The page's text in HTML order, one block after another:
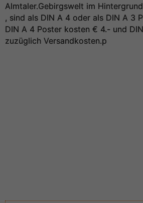
Almtaler.Gebirgswelt im
, sind als DIN A 4 oder als DIN A 3
DIN A 4 Poster kosten € 4.- und
zuzüglich Versandkosten.p